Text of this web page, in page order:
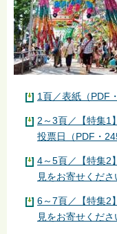
1頁／表紙（PDF
2～3頁／【特集1
投票日（PDF・
4～5頁／【特集2
見をお寄せくださ
6～7頁／【特集2
見をお寄せくださ